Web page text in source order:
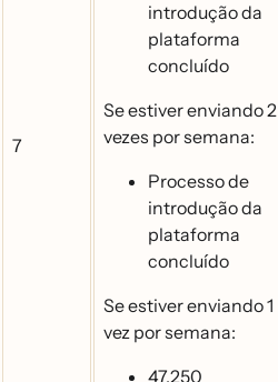
7
introdução da
plataforma
concluído
Se estiver enviando 2
vezes por semana:
Processo de
introdução da
plataforma
concluído
Se estiver enviando 1
vez por semana:
47,250